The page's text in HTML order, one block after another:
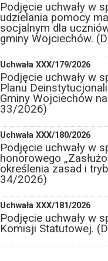
Podjęcie uchwały w
udzielania pomocy
socjalnym dla
gminy Wojciechów.
Uchwała XXX/179/2026
Podjęcie uchwały w
Planu
Gminy Wojciechów
33/2026)
Uchwała XXX/180/2026
Podjęcie uchwały w
honorowego
określenia zasad i
34/2026)
Uchwała XXX/181/2026
Podjęcie uchwały w
Komisji Statutowej.